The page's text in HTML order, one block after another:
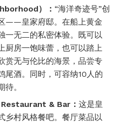
）： “海洋奇迹号”创
——皇家府邸。在船上黄金
一无二的私密体验。既可以
厨房一饱味蕾，也可以踏上
赏无与伦比的海景，品尝专
尾酒。同时，可容纳10人的
。
& Bar ：这是皇
乡村风格餐吧。餐厅菜品以